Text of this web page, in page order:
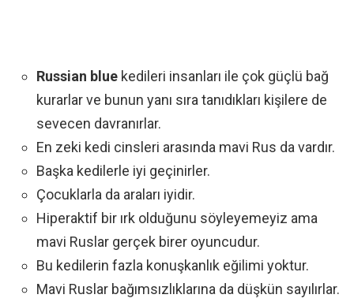
Russian blue kedileri insanları ile çok güçlü bağ
kurarlar ve bunun yanı sıra tanıdıkları kişilere de
sevecen davranırlar.
En zeki kedi cinsleri arasında mavi Rus da vardır.
Başka kedilerle iyi geçinirler.
Çocuklarla da araları iyidir.
Hiperaktif bir ırk olduğunu söyleyemeyiz ama
mavi Ruslar gerçek birer oyuncudur.
Bu kedilerin fazla konuşkanlık eğilimi yoktur.
Mavi Ruslar bağımsızlıklarına da düşkün sayılırlar.